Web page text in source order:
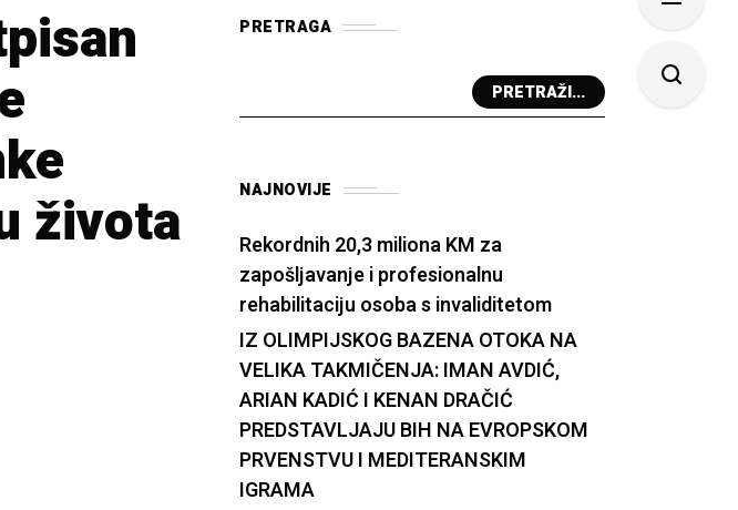
života
PRETRAGA
PRETRAŽI...
NAJNOVIJE
Rekordnih 20,3 miliona KM za
zapošljavanje i profesionalnu
rehabilitaciju osoba s invaliditetom
IZ OLIMPIJSKOG BAZENA OTOKA NA
VELIKA TAKMIČENJA: IMAN AVDIĆ,
ARIAN KADIĆ I KENAN DRAČIĆ
PREDSTAVLJAJU BIH NA EVROPSKOM
PRVENSTVU I MEDITERANSKIM
IGRAMA